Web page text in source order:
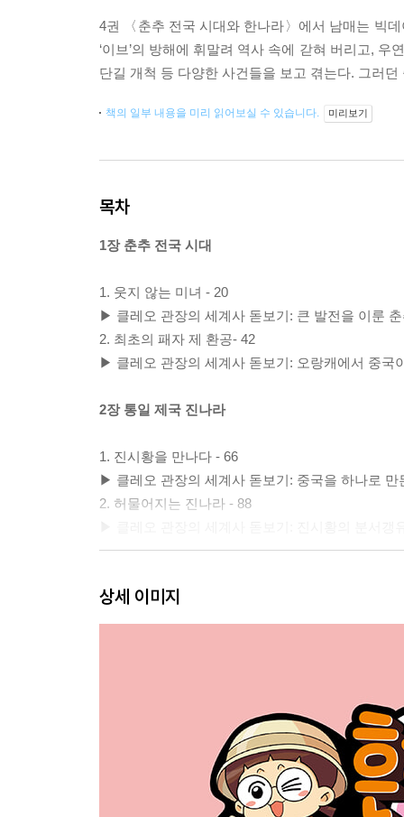
4권 〈춘추 전국 시대와 한나라〉에서 남매는 빅
‘이브’의 방해에 휘말려 역사 속에 갇혀 버리고,
단길 개척 등 다양한 사건들을 보고 겪는다. 그러
책의 일부 내용을 미리 읽어보실 수 있습니다. 미리보기
목차
1장 춘추 전국 시대
1. 웃지 않는 미녀 - 20
▶ 클레오 관장의 세계사 돋보기: 큰 발전을 이룬
2. 최초의 패자 제 환공- 42
▶ 클레오 관장의 세계사 돋보기: 오랑캐에서 중국
2장 통일 제국 진나라
1. 진시황을 만나다 - 66
▶ 클레오 관장의 세계사 돋보기: 중국을 하나로 만
2. 허물어지는 진나라 - 88
1. 숙명의 라이벌, 유방과 항우 - 112
1. 비단길이 열리다 - 164
▶ 클레오 관장의 세계사 돋보기: 중국의 뿌리가 된
상세 이미지